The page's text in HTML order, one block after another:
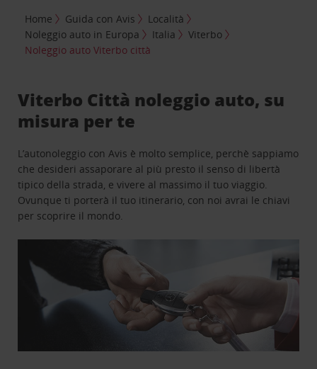
Home Guida con Avis
Località
Noleggio auto in Europa
Italia
Viterbo
Noleggio auto Viterbo città
Viterbo Città noleggio auto, su
misura per te
L’autonoleggio con Avis è molto semplice, perchè sappiamo
che desideri assaporare al più presto il senso di libertà
tipico della strada, e vivere al massimo il tuo viaggio.
Ovunque ti porterà il tuo itinerario, con noi avrai le chiavi
per scoprire il mondo.